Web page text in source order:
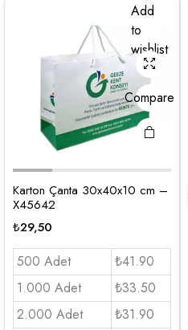
Add
to
wishlist
Compare
Karton Çanta 30x40x10 cm –
X45642
₺29,50
500 Adet
₺41.90
1.000 Adet
₺33.50
2.000 Adet
₺31.90